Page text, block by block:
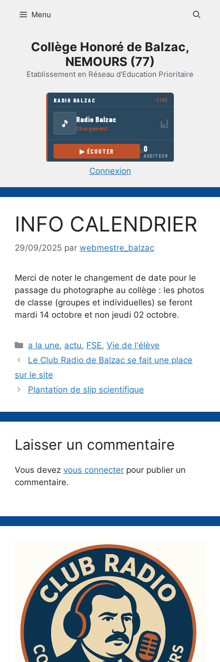
Menu
Collège Honoré de Balzac,
NEMOURS (77)
Etablissement en Réseau d'Education Prioritaire
Connexion
INFO CALENDRIER
29/09/2025 par webmestre_balzac
Merci de noter le changement de date pour le
passage du photographe au collège : les photos
de classe (groupes et individuelles) se feront
mardi 14 octobre et non jeudi 02 octobre.
Catégories
a la une, actu, FSE,Vie de l'élève
Le Club Radio de Balzac se fait une place
sur le site
Plantation de slip scientifique
Laisser un commentaire
Vous devez vous connecter pour publier un
commentaire.